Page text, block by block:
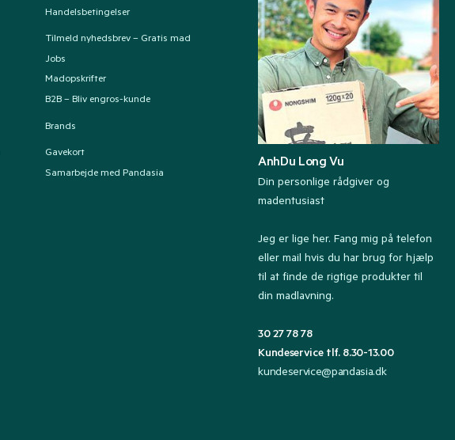
Handelsbetingelser
Tilmeld nyhedsbrev – Gratis mad
Jobs
Madopskrifter
B2B – Bliv engros-kunde
Brands
Gavekort
Samarbejde med Pandasia
AnhDu Long Vu
Din personlige rådgiver og
madentusiast
Jeg er lige her. Fang mig på telefon
eller mail hvis du har brug for hjælp
til at finde de rigtige produkter til
din madlavning.
30 27 78 78
Kundeservice tlf. 8.30-13.00
kundeservice@pandasia.dk